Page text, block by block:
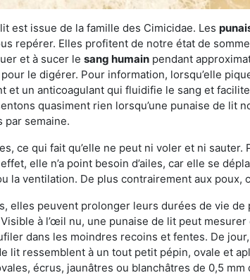
est issue de la famille des Cimicidae. Les
repérer. Elles profitent de notre état de
et à sucer le sang humain pendant
le digérer. Pour information, lorsqu’elle
un anticoagulant qui fluidifie le sang et facilite
quasiment rien lorsqu’une punaise de lit
par semaine.
ce qui fait qu’elle ne peut ni voler et ni
elle n’a point besoin d’ailes, car elle se
ventilation. De plus contrairement aux poux,
peuvent prolonger leurs durées de vie de
à l’œil nu, une punaise de lit peut
dans les moindres recoins et fentes. De
lit ressemblent à un tout petit pépin, ovale et
écrus, jaunâtres ou blanchâtres de 0,5 mm